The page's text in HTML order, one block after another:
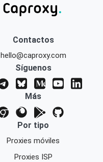
Contactos
hello@caproxy.com
Síguenos
Más
Por tipo
Proxies móviles
Proxies ISP